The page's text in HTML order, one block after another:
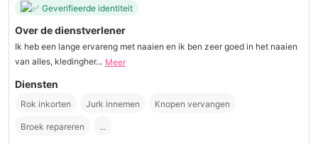
Geverifieerde identiteit
Over de dienstverlener
Ik heb een lange ervareng met naaien en ik ben zeer goed in het naaien
van alles, kledingher... Meer
Diensten
Rok inkorten Jurk innemen Knopen vervangen
Broek repareren ...